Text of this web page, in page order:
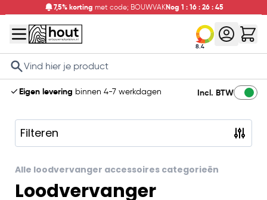
7,5% korting met code; BOUWVAKNog 1 : 16 : 26 : 44
8.4
Search
Eigen levering binnen 4-7 werkdagen Incl. BTW
Filteren
Skip to product list
Alle loodvervanger accessoires categorieën
Loodvervanger